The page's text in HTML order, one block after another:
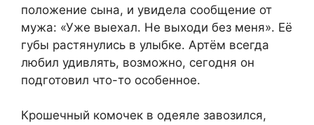
положение сына, и увидела сообщение от
мужа: «Уже выехал. Не выходи без меня». Её
губы растянулись в улыбке. Артём всегда
любил удивлять, возможно, сегодня он
подготовил что-то особенное.
Крошечный комочек в одеяле завозился,